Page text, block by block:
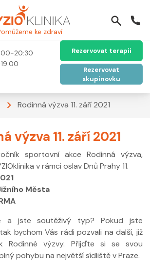
ke zdraví
20:30
Rezervovat terapii
Rezervovat
skupinovku
Rodinná výzva 11. září 2021
výzva 11. září 2021
sportovní akce Rodinná výzva,
v rámci oslav Dnů Prahy 11.
Města
a jste soutěživý typ? Pokud jste
bychom Vás rádi pozvali na další, již
Rodinné výzvy. Přijďte si se svou
pohybu na největší sídliště v Praze.